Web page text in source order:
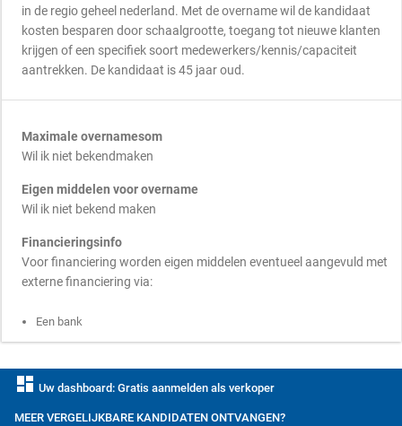
in de regio geheel nederland. Met de overname wil de kandidaat
kosten besparen door schaalgrootte, toegang tot nieuwe klanten
krijgen of een specifiek soort medewerkers/kennis/capaciteit
aantrekken. De kandidaat is 45 jaar oud.
Maximale overnamesom
Wil ik niet bekendmaken
Eigen middelen voor overname
Wil ik niet bekend maken
Financieringsinfo
Voor financiering worden eigen middelen eventueel aangevuld met
externe financiering via:
Een bank
dashboard Uw dashboard: Gratis aanmelden als verkoper
MEER VERGELIJKBARE KANDIDATEN ONTVANGEN?